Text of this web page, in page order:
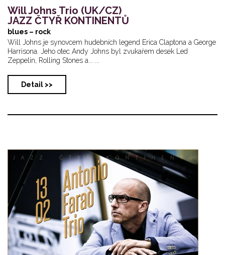
Will Johns Trio (UK/CZ)
JAZZ ČTYŘ KONTINENTŮ
blues – rock
Will Johns je synovcem hudebních legend Erica Claptona a George
Harrisona. Jeho otec Andy Johns byl zvukařem desek Led
Zeppelin, Rolling Stones a... ...
Detail >>